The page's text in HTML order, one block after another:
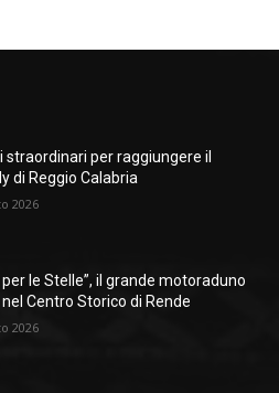
straordinari per raggiungere il
di Reggio Calabria
2026
per le Stelle”, il grande motoraduno
Centro Storico di Rende
2026